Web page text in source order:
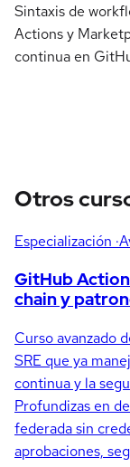
Sintaxis de
Actions y
continua en
Otros
Especialización
GitHub
chain y
Curso avanzado
SRE que ya
continua y la
Profundizas en
federada sin
aprobaciones,